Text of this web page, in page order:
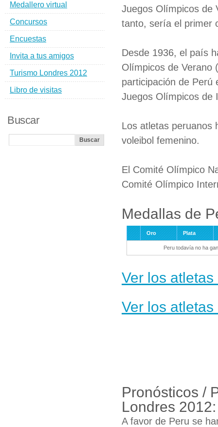
Juegos Olímpicos de
tanto, sería el primer
Desde 1936, el país
Olímpicos de Verano
participación de Perú
Juegos Olímpicos de
Los atletas peruanos
voleibol femenino.
El Comité Olímpico
Comité Olímpico
Medallas de
Oro Plata
Peru todavía no ha
Ver los
Ver los
Pronósticos /
Londres 2012:
A favor de Peru se
Medallero virtual
Concursos
Encuestas
Invita a tus amigos
Turismo Londres 2012
Libro de visitas
Buscar